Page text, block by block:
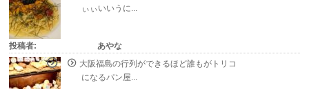
ぃぃいいうに...
投稿者:
あやな
大阪福島の行列ができるほど誰もがトリコ
になるパン屋...